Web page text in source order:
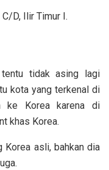
D, Ilir Timur I.
tidak asing lagi
kota yang terkenal di
ke Korea karena di
khas Korea.
Korea asli, bahkan dia